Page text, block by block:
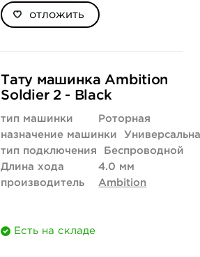
отложить
Тату машинка Ambition
Soldier 2 - Black
тип машинки
Роторная
назначение машинки
тип подключения
Беспроводной
Длина хода
4.0 мм
производитель
Ambition
Есть на складе